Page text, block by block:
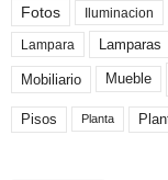
Fotos Iluminacion
Lampara Lamparas
Mobiliario Mueble
Pisos Planta